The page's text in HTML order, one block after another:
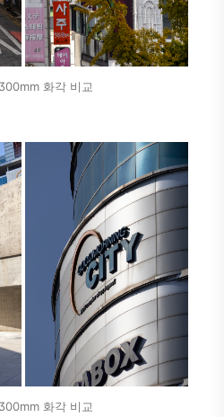
화각 비교
화각 비교